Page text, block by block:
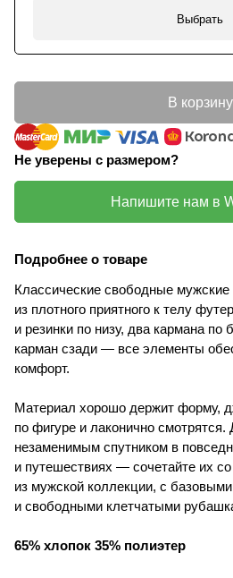
Выбрать
В корзину
Не уверены с размером?
Напишите нам в
Подробнее о товаре
Классические свободные
из плотного приятного к телу
и резинки по низу, два кармана
карман сзади — все элементы
комфорт.
Материал хорошо держит форму,
по фигуре и лаконично смотрятся.
незаменимым спутником в
и путешествиях — сочетайте их
из мужской коллекции, с
и свободными клетчатыми
65% хлопок 35% полиэтер